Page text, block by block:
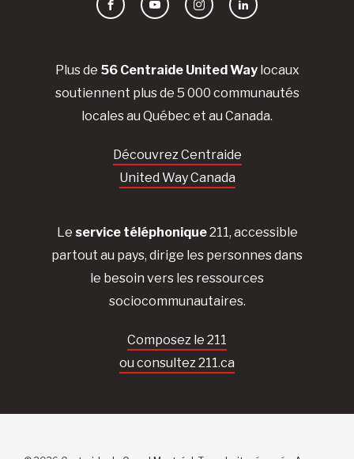
Plus de 56 Centraide United Waylocaux
soutiennent plus de 5 000 communautés
locales au Québec et au Canada.
Découvrez Centraide
United Way Canada
Le service téléphonique211, accessible
partout au pays, dirige les personnes dans
le besoin vers les ressources
sociocommunautaires.
Composez le 211
ou consultez 211.ca
FacebookYouTubeInstagramLinkedIn